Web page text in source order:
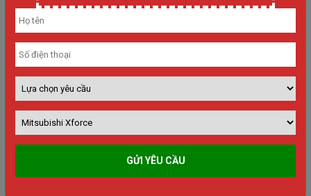
MITSUBISHI DESTINATOR NEW
MITSUBISHI DESTINATOR CHÍNH THỨC RA MẮT – KHỞI SỰ VẠN
ĐIỂM...